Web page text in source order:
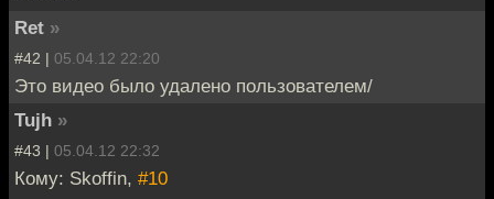
Ret »
#42 | 05.04.12 22:20
Это видео было удалено пользователем/
Tujh »
#43 | 05.04.12 22:32
Кому: Skoffin, #10